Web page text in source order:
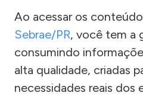
Ao acessar os
Sebrae/PR, você tem a
consumindo
alta qualidade, criadas
necessidades reais dos